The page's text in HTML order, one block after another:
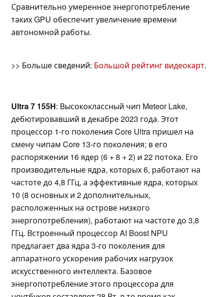
Сравнительно умеренное энергопотребление
таких GPU обеспечит увеличение времени
автономной работы.
>> Больше сведений: Большой рейтинг видеокарт.
Ultra 7 155H: Высококлассный чип Meteor Lake,
дебютировавший в декабре 2023 года. Этот
процессор 1-го поколения Core Ultra пришел на
смену чипам Core 13-го поколения; в его
распоряжении 16 ядер (6 + 8 + 2) и 22 потока. Его
производительные ядра, которых 6, работают на
частоте до 4,8 ГГц, а эффективные ядра, которых
10 (8 основных и 2 дополнительных,
расположенных на острове низкого
энергопотребления), работают на частоте до 3,8
ГГц. Встроенный процессор AI Boost NPU
предлагает два ядра 3-го поколения для
аппаратного ускорения рабочих нагрузок
искусственного интеллекта. Базовое
энергопотребление этого процессора для